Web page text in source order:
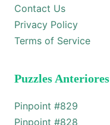
Contact Us
Privacy Policy
Terms of Service
Puzzles Anteriores
Pinpoint #829
Pinpoint #828